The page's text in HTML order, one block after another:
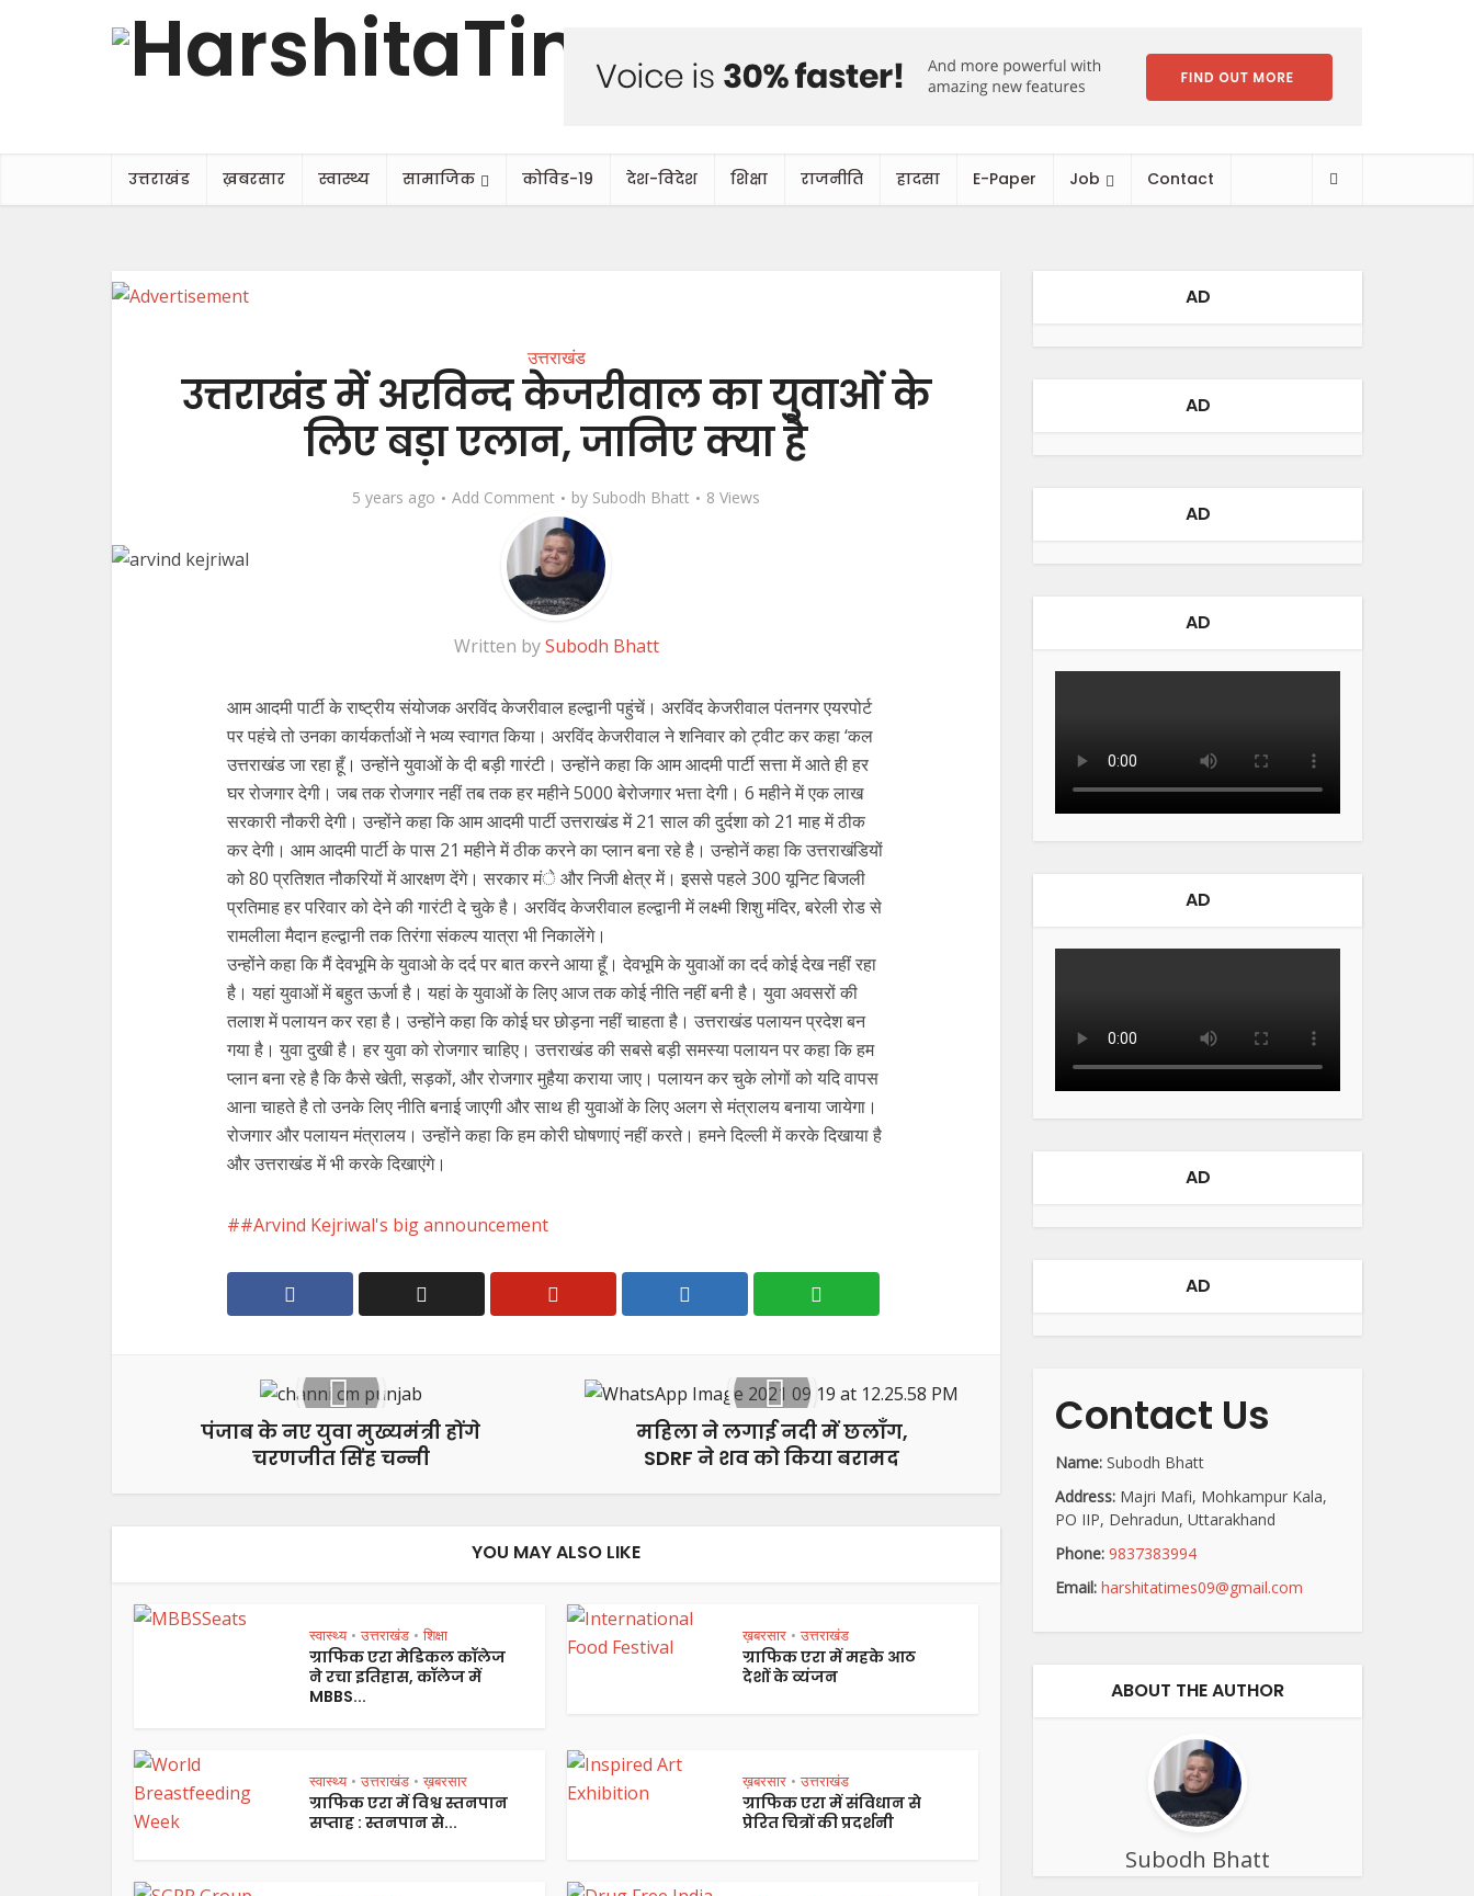
उत्तराखंड ख़बरसार स्वास्थ्य सामाजिक कोविड-19 देश-विदेश शिक्षा राजनीति हादसा E-Paper Job Contact
उत्तराखंड
उत्तराखंड में अरविन्द केजरीवाल का युवाओं के
लिए बड़ा एलान, जानिए क्या है
5 years ago Add Comment by Subodh Bhatt 8 Views
Written bySubodh Bhatt
आम आदमी पार्टी के राष्ट्रीय संयोजक अरविंद केजरीवाल हल्द्वानी पहुंचें। अरविंद केजरीवाल पंतनगर एयरपोर्ट
पर पहंचे तो उनका कार्यकर्ताओं ने भव्य स्वागत किया। अरविंद केजरीवाल ने शनिवार को ट्वीट कर कहा ‘कल
उत्तराखंड जा रहा हूँ। उन्होंने युवाओं के दी बड़ी गारंटी। उन्होंने कहा कि आम आदमी पार्टी सत्ता में आते ही हर
घर रोजगार देगी। जब तक रोजगार नहीं तब तक हर महीने 5000 बेरोजगार भत्ता देगी। 6 महीने में एक लाख
सरकारी नौकरी देगी। उन्होंने कहा कि आम आदमी पार्टी उत्तराखंड में 21 साल की दुर्दशा को 21 माह में ठीक
कर देगी। आम आदमी पार्टी के पास 21 महीने में ठीक करने का प्लान बना रहे है। उन्होनें कहा कि उत्तराखंडियों
को 80 प्रतिशत नौकरियों में आरक्षण देंगे। सरकार मंे और निजी क्षेत्र में। इससे पहले 300 यूनिट बिजली
प्रतिमाह हर परिवार को देने की गारंटी दे चुके है। अरविंद केजरीवाल हल्द्वानी में लक्ष्मी शिशु मंदिर, बरेली रोड से
रामलीला मैदान हल्द्वानी तक तिरंगा संकल्प यात्रा भी निकालेंगे।
उन्होंने कहा कि मैं देवभूमि के युवाओ के दर्द पर बात करने आया हूँ। देवभूमि के युवाओं का दर्द कोई देख नहीं रहा
है। यहां युवाओं में बहुत ऊर्जा है। यहां के युवाओं के लिए आज तक कोई नीति नहीं बनी है। युवा अवसरों की
तलाश में पलायन कर रहा है। उन्होंने कहा कि कोई घर छोड़ना नहीं चाहता है। उत्तराखंड पलायन प्रदेश बन
गया है। युवा दुखी है। हर युवा को रोजगार चाहिए। उत्तराखंड की सबसे बड़ी समस्या पलायन पर कहा कि हम
प्लान बना रहे है कि कैसे खेती, सड़कों, और रोजगार मुहैया कराया जाए। पलायन कर चुके लोगों को यदि वापस
आना चाहते है तो उनके लिए नीति बनाई जाएगी और साथ ही युवाओं के लिए अलग से मंत्रालय बनाया जायेगा।
रोजगार और पलायन मंत्रालय। उन्होंने कहा कि हम कोरी घोषणाएं नहीं करते। हमने दिल्ली में करके दिखाया है
और उत्तराखंड में भी करके दिखाएंगे।
#Arvind Kejriwal's big announcement
पंजाब के नए युवा मुख्यमंत्री होंगे
चरणजीत सिंह चन्नी
महिला ने लगाई नदी में छलाँग,
SDRF ने शव को किया बरामद
YOU MAY ALSO LIKE
स्वास्थ्य • उत्तराखंड • शिक्षा
ग्राफिक एरा मेडिकल कॉलेज
ने रचा इतिहास, कॉलेज में
MBBS...
ख़बरसार • उत्तराखंड
ग्राफिक एरा में महके आठ
देशों के व्यंजन
स्वास्थ्य • उत्तराखंड • ख़बरसार
ग्राफिक एरा में विश्व स्तनपान
सप्ताह : स्तनपान से...
ख़बरसार • उत्तराखंड
ग्राफिक एरा में संविधान से
प्रेरित चित्रों की प्रदर्शनी
AD
AD
AD
AD
AD
AD
AD
Contact Us
Name: Subodh Bhatt
Address: Majri Mafi, Mohkampur Kala,
PO IIP, Dehradun, Uttarakhand
Phone: 9837383994
Email: harshitatimes09@gmail.com
ABOUT THE AUTHOR
Subodh Bhatt